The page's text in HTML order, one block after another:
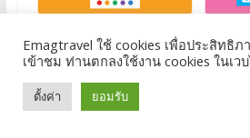
Post Views 25162
บทความอื่นๆ ที่เ
Emagtravel ใช้ cookies เพื่อประสิทธิ
เข้าชม ท่านตกลงใช้งาน cookies ในเว
ตั้งค่า ยอมรับ